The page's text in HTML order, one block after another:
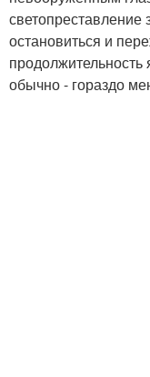
светопреставление
остановиться и
обычно - гораздо